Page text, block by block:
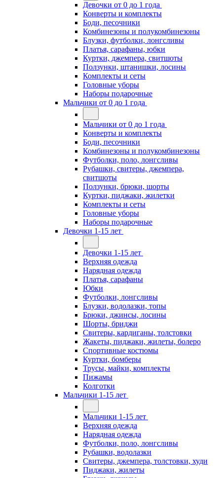
Девочки от 0 до 1 года
Конверты и комплекты
Боди, песочники
Комбинезоны и полукомбинезоны
Блузки, футболки, лонгсливы
Платья, сарафаны, юбки
Куртки, джемпера, свитшоты
Ползунки, штанишки, лосины
Комплекты и сеты
Головные уборы
Наборы подарочные
Мальчики от 0 до 1 года
Мальчики от 0 до 1 года
Конверты и комплекты
Боди, песочники
Комбинезоны и полукомбинезоны
Футболки, поло, лонгсливы
Рубашки, свитеры, джемпера,
свитшоты
Ползунки, брюки, шорты
Куртки, пиджаки, жилетки
Комплекты и сеты
Головные уборы
Наборы подарочные
Девочки 1-15 лет
Девочки 1-15 лет
Верхняя одежда
Нарядная одежда
Платья, сарафаны
Юбки
Футболки, лонгсливы
Блузки, водолазки, топы
Брюки, джинсы, лосины
Шорты, бриджи
Свитеры, кардиганы, толстовки
Жакеты, пиджаки, жилеты, болеро
Спортивные костюмы
Куртки, бомберы
Трусы, майки, комплекты
Пижамы
Колготки
Мальчики 1-15 лет
Мальчики 1-15 лет
Верхняя одежда
Нарядная одежда
Футболки, поло, лонгсливы
Рубашки, водолазки
Свитеры, джемпера, толстовки, худи
Пиджаки, жилеты